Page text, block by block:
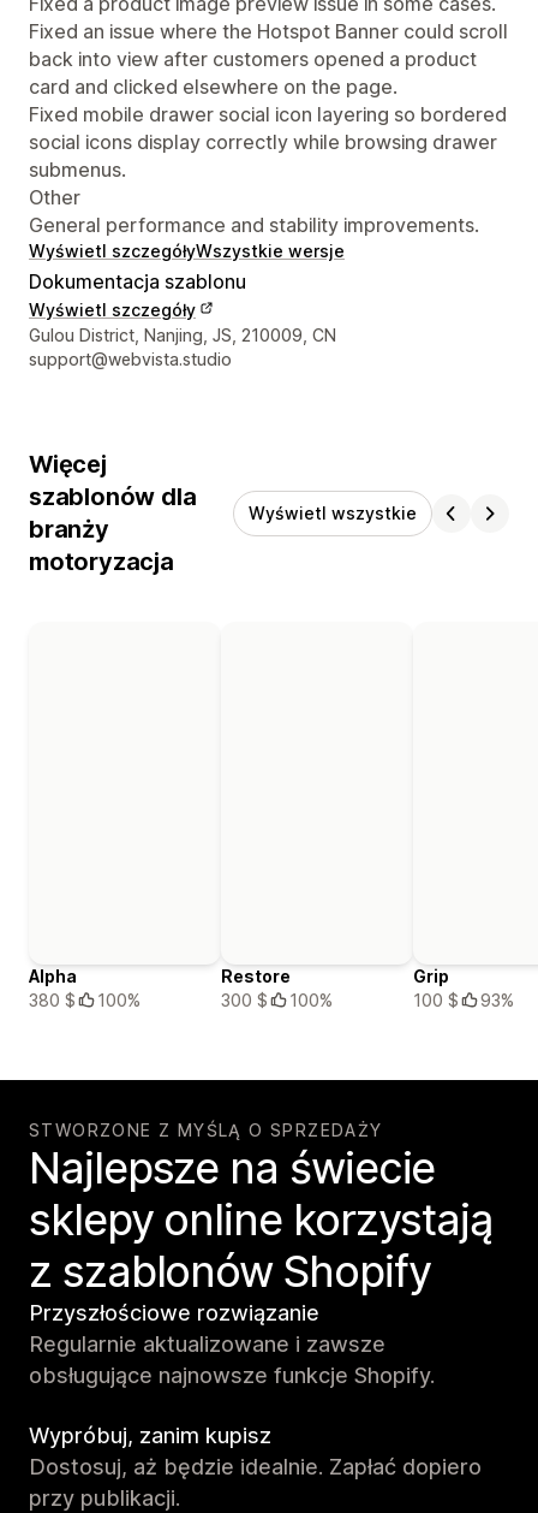
Fixed an issue where the Hotspot Banner could scroll
back into view after customers opened a product
card and clicked elsewhere on the page.
Fixed mobile drawer social icon layering so bordered
social icons display correctly while browsing drawer
submenus.
Other
General performance and stability improvements.
Wyświetl szczegółyWszystkie wersje
Dokumentacja szablonu
Wyświetl szczegóły
Dane kontaktowe projektanta
Gulou District, Nanjing, JS, 210009, CN
support@webvista.studio
Więcej
szablonów dla
branży
motoryzacja
Wyświetl wszystkie
Alpha
380 $
100%
Restore
300 $
100%
Grip
100 $
93%
STWORZONE Z MYŚLĄ O SPRZEDAŻY
Najlepsze na świecie
sklepy online korzystają
z szablonów Shopify
Przyszłościowe rozwiązanie
Regularnie aktualizowane i zawsze
obsługujące najnowsze funkcje Shopify.
Wypróbuj, zanim kupisz
Dostosuj, aż będzie idealnie. Zapłać dopiero
przy publikacji.